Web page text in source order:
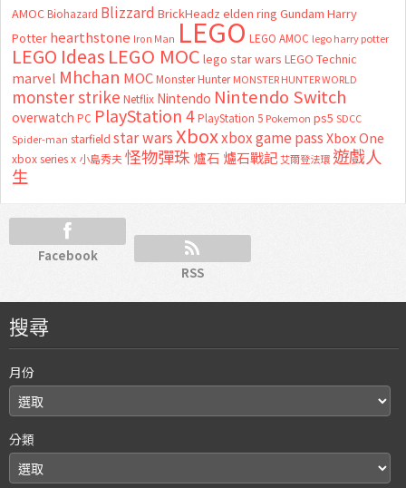
AMOC Biohazard Blizzard BrickHeadz elden ring Gundam Harry
Potter hearthstone Iron Man LEGO LEGO AMOC lego harry potter
LEGO Ideas LEGO MOC lego star wars LEGO Technic
marvel Mhchan MOC Monster Hunter MONSTER HUNTER WORLD
monster strike Netflix Nintendo Nintendo Switch
overwatch PC PlayStation 4 PlayStation 5 Pokemon ps5 SDCC
Spider-man starfield star wars Xboxxbox game passXbox One
xbox series x 小島秀夫怪物彈珠 爐石 爐石戰記艾爾登法環 遊戲人
生
Facebook
RSS
搜尋
月份
分類